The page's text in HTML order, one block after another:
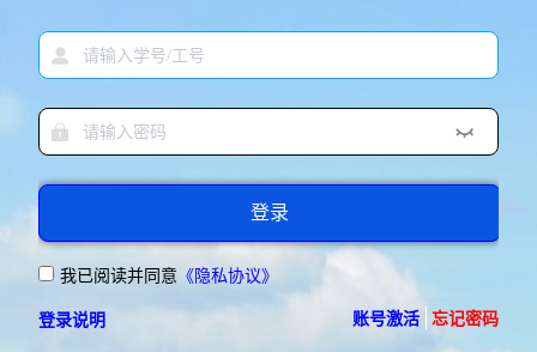
登录
我已阅读并同意 《隐私协议》
登录说明
账号激活 忘记密码